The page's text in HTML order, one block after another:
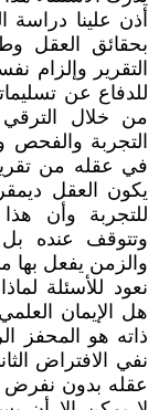
أذن علينا دراسة
بحقائق العقل
التقرير وإلزام
للدفاع عن
من خلال الترقي
التجربة والفحص
في عقله من
يكون العقل
للتجربة وأن
وتتوقف عنده
والزمن يفعل بها
نعود للأسئلة
هل الإيمان
ذاته هو المحفز
نفي الافتراض
عقله بدون نفرض